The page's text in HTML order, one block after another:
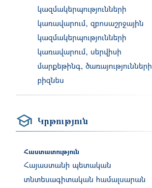
կազմակերպությունների
կառավարում, զբոսաշրջային
կազմակերպությունների
կառավարում, սերվիսի
մարքեթինգ, ծառայությունների
բիզնես
Կրթություն
Հաստատություն
Հայաստանի պետական
տնտեսագիտական համալսարան